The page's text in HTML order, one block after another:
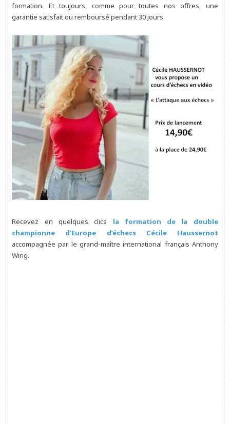
formation. Et toujours, comme pour toutes nos offres, une
garantie satisfait ou remboursé pendant 30 jours.
Recevez en quelques clics la formation de la double
championne d’Europe d’échecs Cécile Haussernot
accompagnée par le grand-maître international français Anthony
Wirig.